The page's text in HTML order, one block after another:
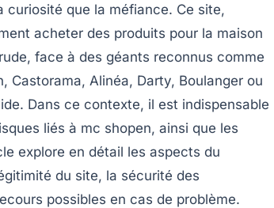
que la méfiance. Ce site,
acheter des produits pour la maison
face à des géants reconnus comme
Castorama, Alinéa, Darty, Boulanger ou
Dans ce contexte, il est indispensable
liés à mc shopen, ainsi que les
explore en détail les aspects du
du site, la sécurité des
possibles en cas de problème.